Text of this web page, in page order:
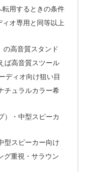
転用するときの条件
ィオ専用と同等以上
の高音質スタンド
ば高音質スツール
ディオ向け狙い目
チュラルカラー希
）・中型スピーカ
型スピーカー向け
グ重視・サラウン